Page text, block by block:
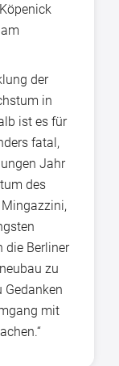
der
in
ist es für
fatal,
Jahr
des
die Berliner
zu
Gedanken
mit